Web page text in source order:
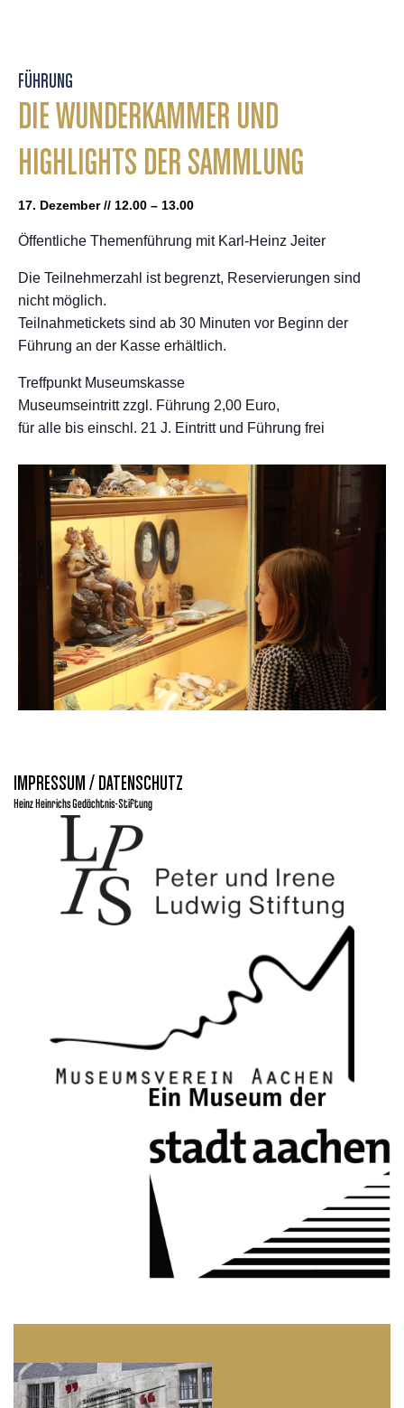
FÜHRUNG
DIE WUNDERKAMMER UND
HIGHLIGHTS DER SAMMLUNG
17. Dezember // 12.00 – 13.00
Öffentliche Themenführung mit Karl-Heinz Jeiter
Die Teilnehmerzahl ist begrenzt, Reservierungen sind
nicht möglich.
Teilnahmetickets sind ab 30 Minuten vor Beginn der
Führung an der Kasse erhältlich.
Treffpunkt Museumskasse
Museumseintritt zzgl. Führung 2,00 Euro,
für alle bis einschl. 21 J. Eintritt und Führung frei
IMPRESSUM / DATENSCHUTZ
Heinz Heinrichs Gedächtnis-Stiftung